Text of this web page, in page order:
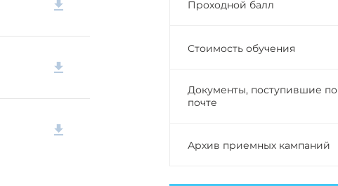
Проходной балл
Стоимость обучения
Документы, поступившие по
почте
Архив приемных кампаний